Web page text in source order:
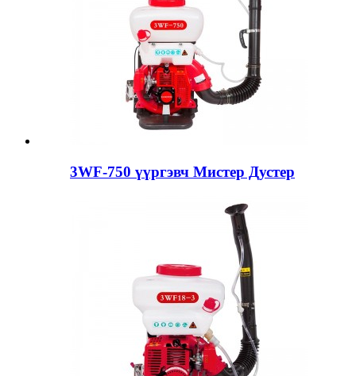
3WF-750 үүргэвч Мистер Дустер